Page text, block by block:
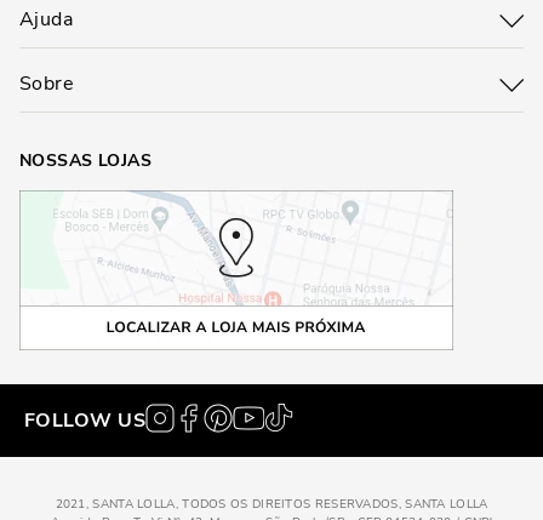
Ajuda
Sobre
NOSSAS LOJAS
FOLLOW US
2021, SANTA LOLLA, TODOS OS DIREITOS RESERVADOS, SANTA LOLLA